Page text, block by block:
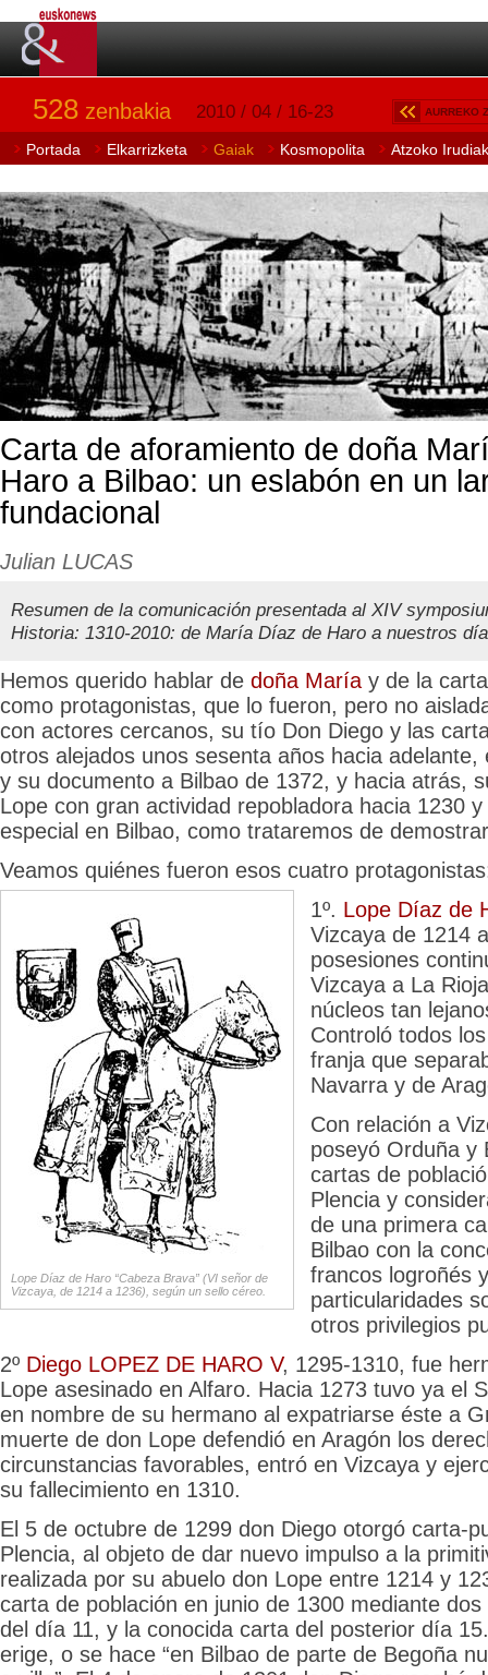
528 zenbakia 2010 / 04 / 16-23 AURREKO
Portada Elkarrizketa Gaiak Kosmopolita Atzoko Irudiak
Carta de aforamiento de doña
Haro a Bilbao: un eslabón en un
fundacional
Julian LUCAS
Resumen de la comunicación presentada al XIV
Historia: 1310-2010: de María Díaz de Haro a nuestros
Hemos querido hablar de doña María y de la
como protagonistas, que lo fueron, pero no
con actores cercanos, su tío Don Diego y las
otros alejados unos sesenta años hacia adelante,
y su documento a Bilbao de 1372, y hacia atrás,
Lope con gran actividad repobladora hacia 1230
especial en Bilbao, como trataremos de
Veamos quiénes fueron esos cuatro
Lope Díaz de Haro “Cabeza Brava” (VI señor de
Vizcaya, de 1214 a 1236), según un sello céreo.
1º. Lope Díaz de
Vizcaya de 1214
posesiones
Vizcaya a La
núcleos tan
Controló todos
franja que
Navarra y de
Con relación a
poseyó Orduña y
cartas de
Plencia y
de una primera
Bilbao con la
francos logroñés
particularidades
otros privilegios
2º Diego LOPEZ DE HARO V, 1295-1310, fue
Lope asesinado en Alfaro. Hacia 1273 tuvo ya el
en nombre de su hermano al expatriarse éste a
muerte de don Lope defendió en Aragón los
circunstancias favorables, entró en Vizcaya y
su fallecimiento en 1310.
El 5 de octubre de 1299 don Diego otorgó carta-
Plencia, al objeto de dar nuevo impulso a la
realizada por su abuelo don Lope entre 1214 y
carta de población en junio de 1300 mediante
del día 11, y la conocida carta del posterior día
erige, o se hace “en Bilbao de parte de Begoña